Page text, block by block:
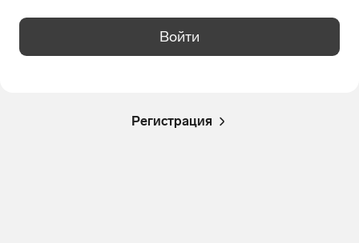
Войти
Регистрация